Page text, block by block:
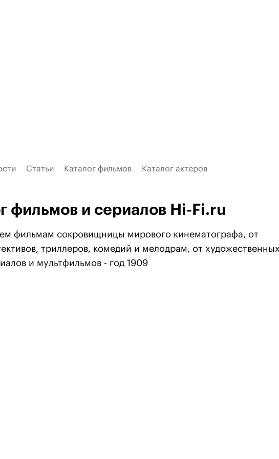
Статьи Каталог фильмов Каталог актеров
фильмов и сериалов Hi-Fi.ru
фильмам сокровищницы мирового кинематографа, от
триллеров, комедий и мелодрам, от художественных
и мультфильмов - год 1909